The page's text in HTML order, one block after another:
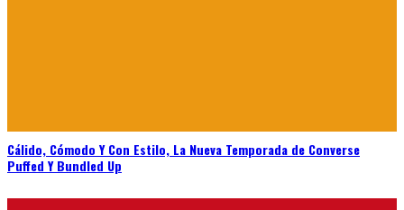
Cálido, Cómodo Y Con Estilo, La Nueva Temporada de Converse
Puffed Y Bundled Up